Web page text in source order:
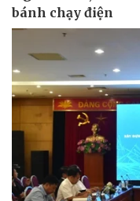
Thể thao
Bóng đá
Lịch thi đấu bóng đá
Thế giới thể thao
eSports
Hậu trường